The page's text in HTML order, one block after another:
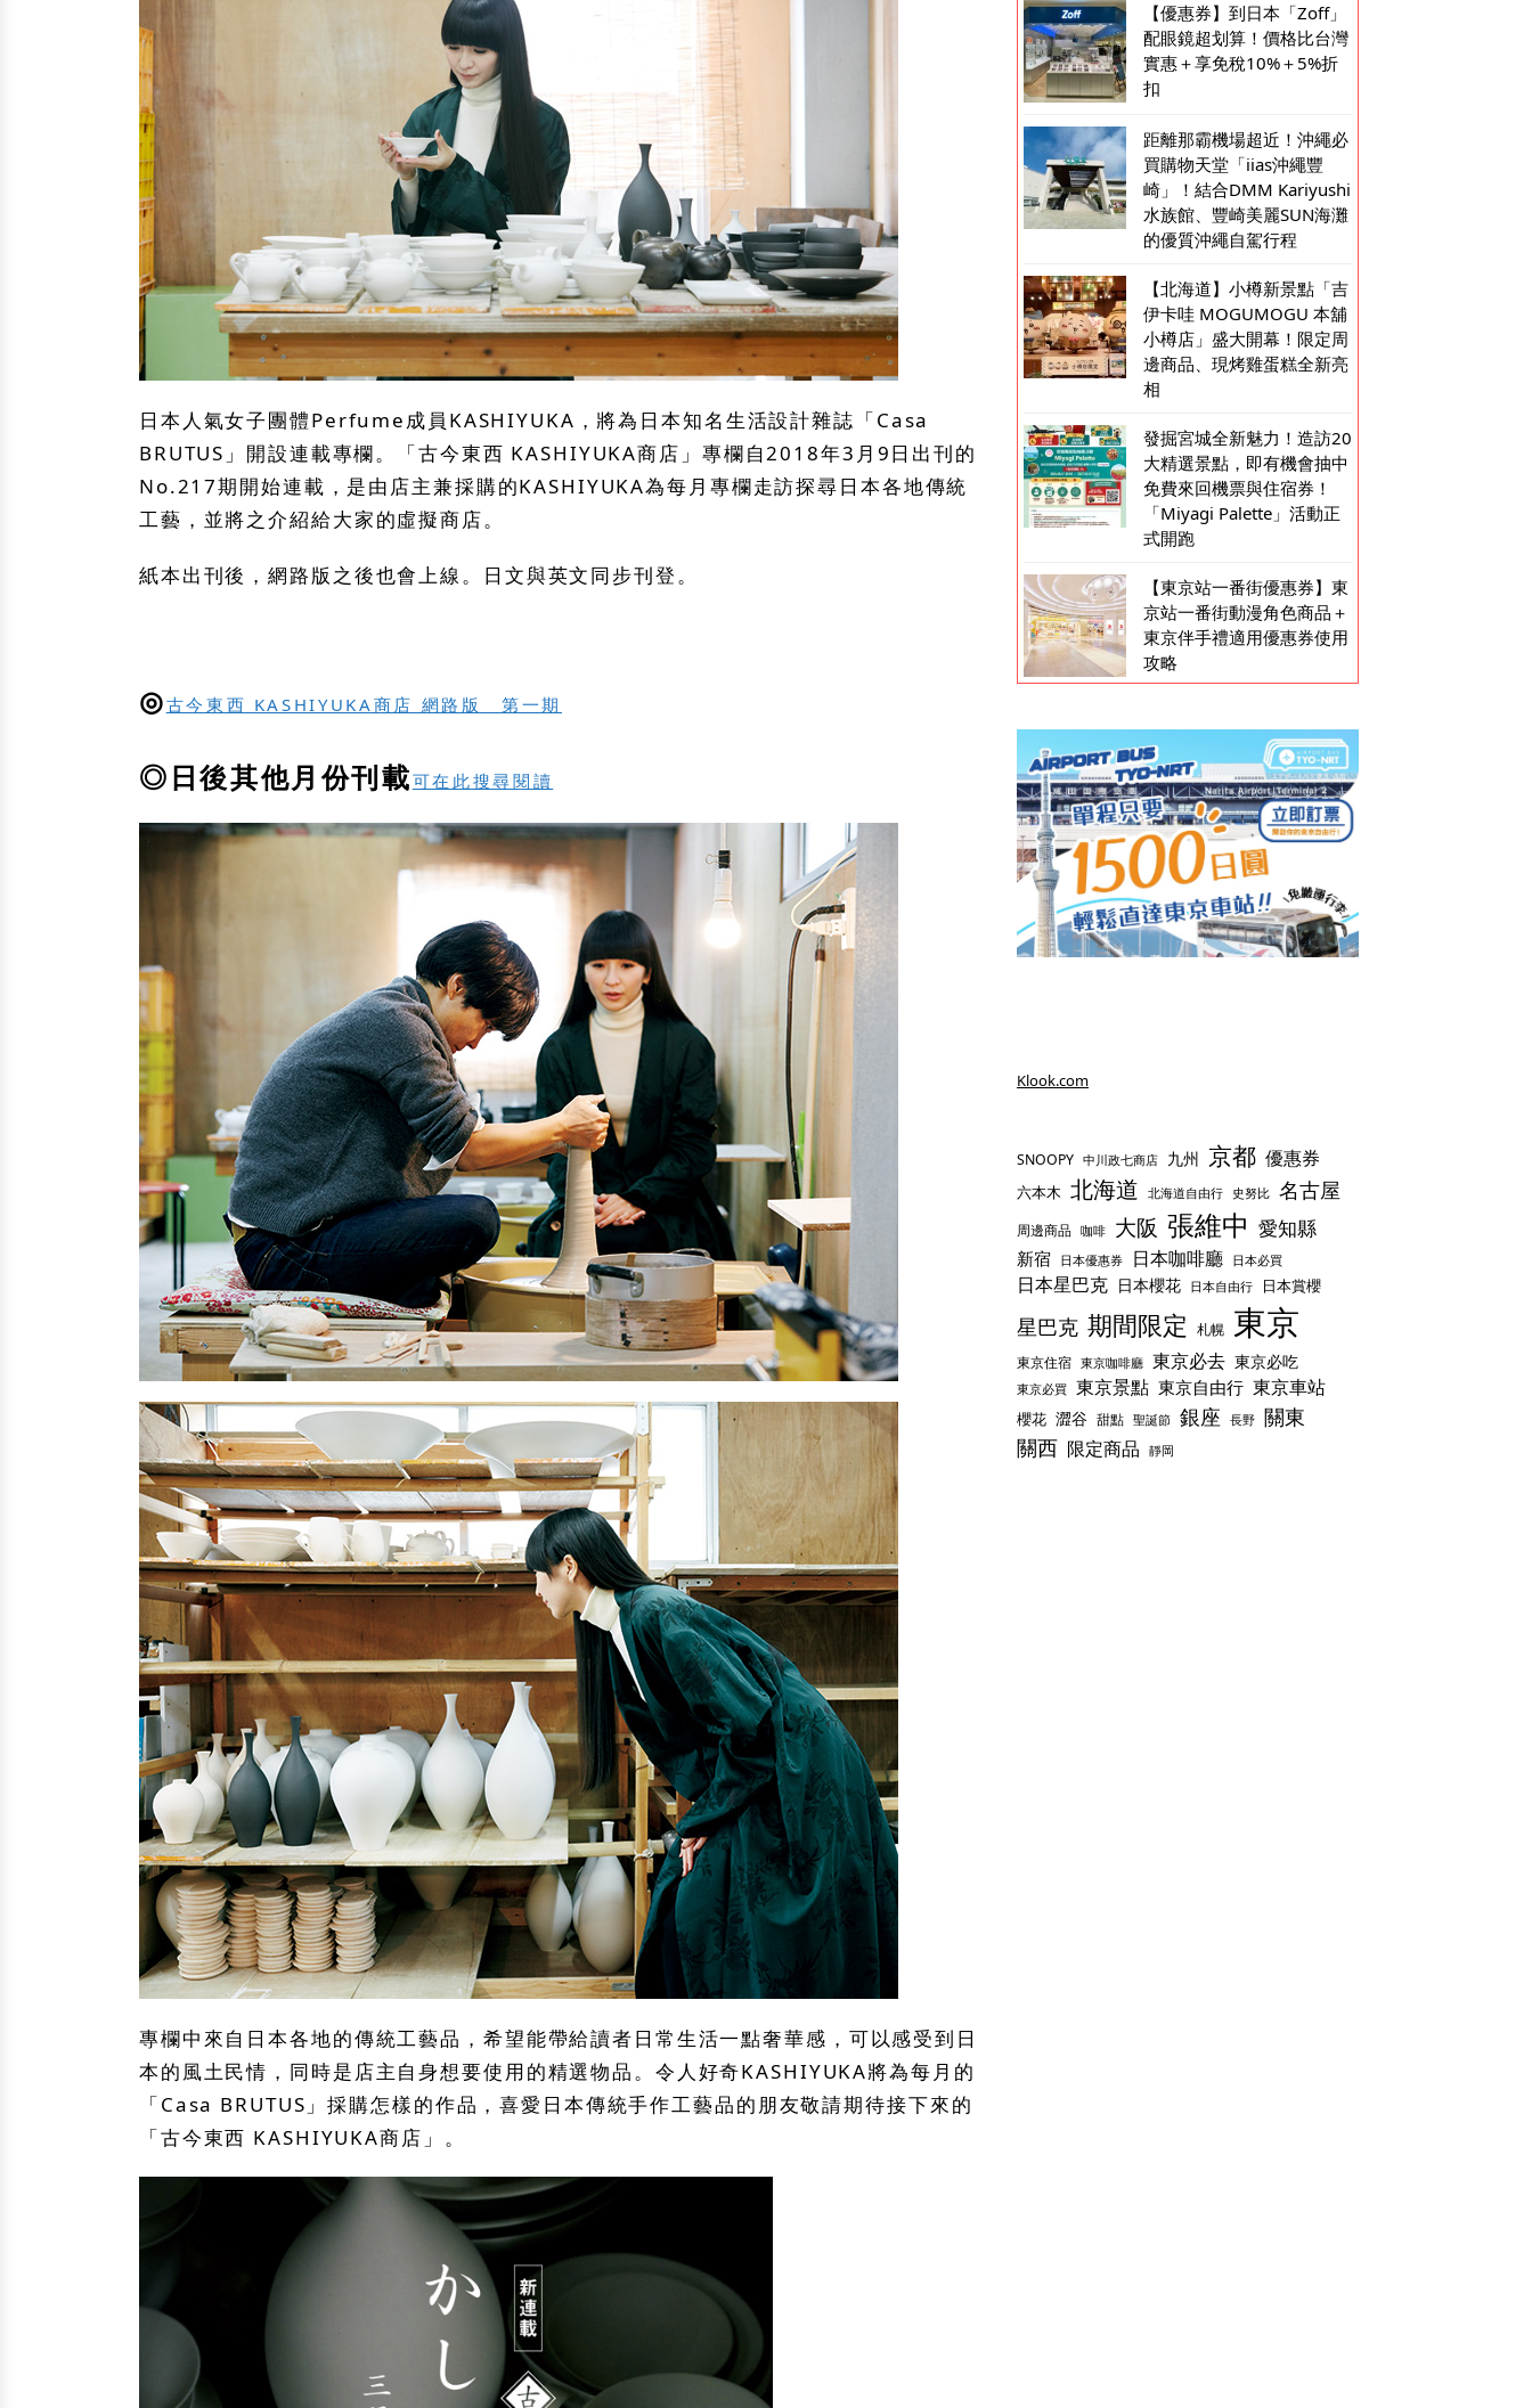
日本人氣女子團體Perfume成員KASHIYUKA，將為日本知名生活設計雜誌「Casa
BRUTUS」開設連載專欄。「古今東西 KASHIYUKA商店」專欄自2018年3月9日出刊的
No.217期開始連載，是由店主兼採購的KASHIYUKA為每月專欄走訪探尋日本各地傳統
工藝，並將之介紹給大家的虛擬商店。
紙本出刊後，網路版之後也會上線。日文與英文同步刊登。
◎古今東西 KASHIYUKA商店 網路版 第一期
◎日後其他月份刊載可在此搜尋閱讀
專欄中來自日本各地的傳統工藝品，希望能帶給讀者日常生活一點奢華感，可以感受到日
本的風土民情，同時是店主自身想要使用的精選物品。令人好奇KASHIYUKA將為每月的
「Casa BRUTUS」採購怎樣的作品，喜愛日本傳統手作工藝品的朋友敬請期待接下來的
「古今東西 KASHIYUKA商店」。
【優惠券】到日本「Zoff」
配眼鏡超划算！價格比台灣
實惠＋享免稅10%＋5%折
扣
距離那霸機場超近！沖繩必
買購物天堂「iias沖繩豐
崎」！結合DMM Kariyushi
水族館、豐崎美麗SUN海灘
的優質沖繩自駕行程
【北海道】小樽新景點「吉
伊卡哇 MOGUMOGU 本舖
小樽店」盛大開幕！限定周
邊商品、現烤雞蛋糕全新亮
相
發掘宮城全新魅力！造訪20
大精選景點，即有機會抽中
免費來回機票與住宿券！
「Miyagi Palette」活動正
式開跑
【東京站一番街優惠券】東
京站一番街動漫角色商品＋
東京伴手禮適用優惠券使用
攻略
Klook.com
SNOOPY 中川政七商店 九州 京都 優惠券
六本木 北海道 北海道自由行 史努比 名古屋
周邊商品 咖啡 大阪 張維中 愛知縣
新宿 日本優惠券 日本咖啡廳 日本必買
日本星巴克 日本櫻花 日本自由行 日本賞櫻
星巴克 期間限定 札幌 東京
東京住宿 東京咖啡廳 東京必去 東京必吃
東京必買 東京景點 東京自由行 東京車站
櫻花 澀谷 甜點 聖誕節 銀座 長野 關東
關西 限定商品 靜岡